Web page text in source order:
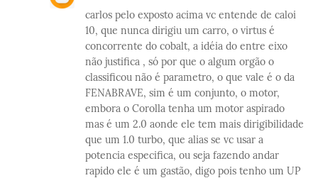
carlos pelo exposto acima vc entende de caloi
10, que nunca dirigiu um carro, o virtus é
concorrente do cobalt, a idéia do entre eixo
não justifica , só por que o algum orgão o
classificou não é parametro, o que vale é o da
FENABRAVE, sim é um conjunto, o motor,
embora o Corolla tenha um motor aspirado
mas é um 2.0 aonde ele tem mais dirigibilidade
que um 1.0 turbo, que alias se vc usar a
potencia especifica, ou seja fazendo andar
rapido ele é um gastão, digo pois tenho um UP